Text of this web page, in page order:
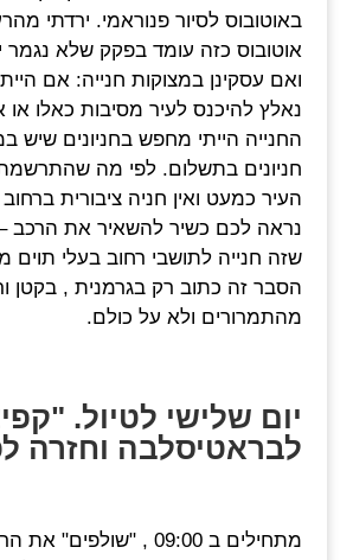
באוטובוס לסיור פנוראמי. ירדתי
אוטובוס כזה עומד בפקק שלא נגמר
ואם עסקינן במצוקות חנייה: אם
נאלץ להיכנס לעיר מסיבות כאלו
החנייה הייתי מחפש בחניונים שיש
חניונים בתשלום. לפי מה
העיר כמעט ואין חניה ציבורית
נראה לכם כשיר להשאיר את הרכב –
שזה חנייה לתושבי רחוב בעלי תוים
הסבר זה כתוב רק בגרמנית , בקטן
מהתמרורים ולא על כולם.
יום שלישי לטיול.
לבראטיסלבה וחזרה
מתחילים ב 09:00 , "שולפים"